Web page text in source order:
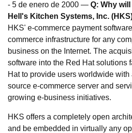
- 5 de enero de 2000 — Q: Why
Hell's Kitchen Systems, Inc.
HKS' e-commerce payment
commerce infrastructure for any
business on the Internet. The
software into the Red Hat solutions
Hat to provide users worldwide with
source e-commerce server and
growing e-business initiatives.
HKS offers a completely open
and be embedded in virtually any